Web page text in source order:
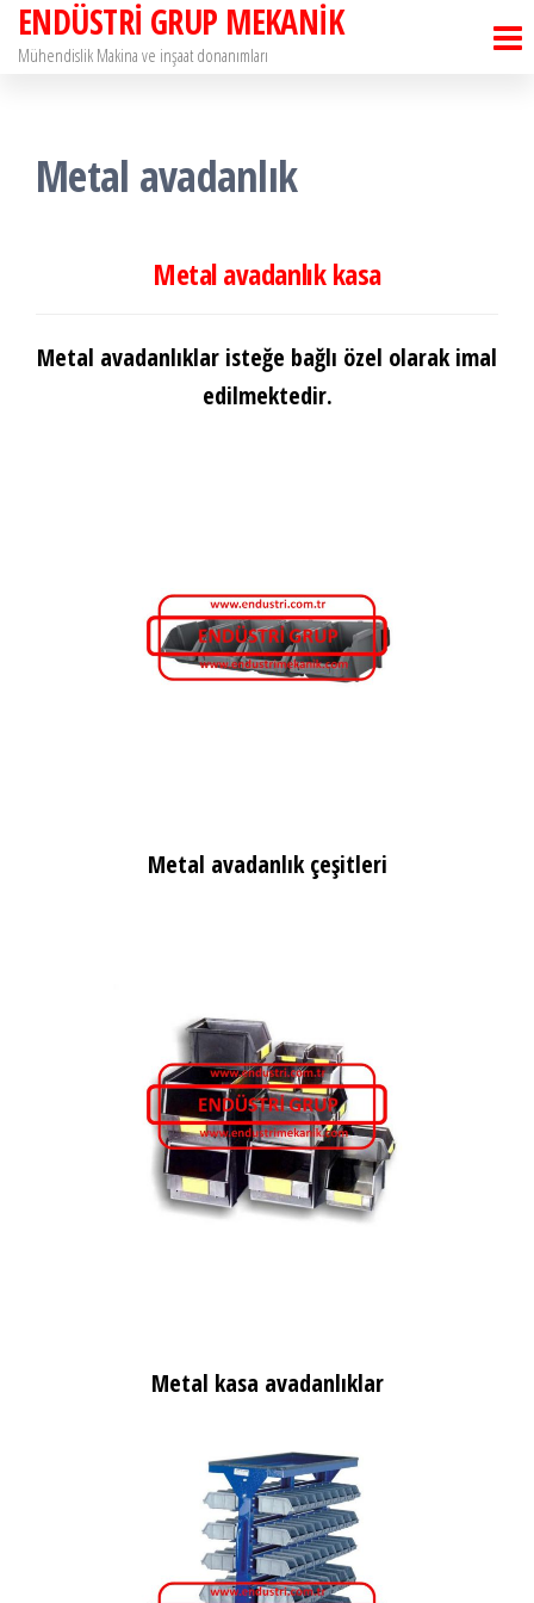
İçeriğe
atla
ENDÜSTRİ GRUP MEKANİK
Mühendislik Makina ve inşaat donanımları
Metal avadanlık
Metal avadanlık kasa
Metal avadanlıklar isteğe bağlı özel olarak imal
edilmektedir.
Metal avadanlık çeşitleri
Metal kasa avadanlıklar